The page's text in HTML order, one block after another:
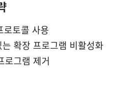
로토콜 사용
확장 프로그램 비활성화
로그램 제거